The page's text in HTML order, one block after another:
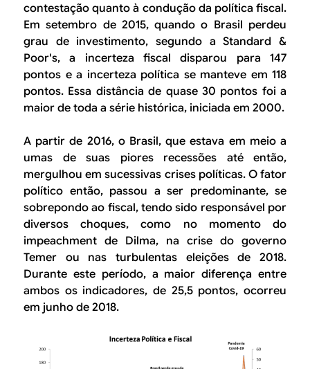
contestação quanto à condução da política fiscal.
Em setembro de 2015, quando o Brasil perdeu
grau de investimento, segundo a Standard &
Poor's, a incerteza fiscal disparou para 147
pontos e a incerteza política se manteve em 118
pontos. Essa distância de quase 30 pontos foi a
maior de toda a série histórica, iniciada em 2000.
A partir de 2016, o Brasil, que estava em meio a
umas de suas piores recessões até então,
mergulhou em sucessivas crises políticas. O fator
político então, passou a ser predominante, se
sobrepondo ao fiscal, tendo sido responsável por
diversos choques, como no momento do
impeachment de Dilma, na crise do governo
Temer ou nas turbulentas eleições de 2018.
Durante este período, a maior diferença entre
ambos os indicadores, de 25,5 pontos, ocorreu
em junho de 2018.